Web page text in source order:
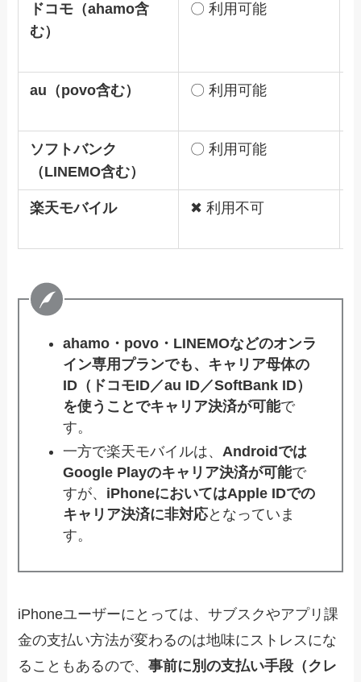
ドコモ（ahamo含
む）
〇 利用可能
au（povo含む） 〇 利用可能
ソフトバンク
（LINEMO含む）
〇 利用可能
楽天モバイル ✖ 利用不可
ahamo・povo・LINEMOなどのオンラ
イン専用プランでも、キャリア母体の
ID（ドコモID／au ID／SoftBank ID）
を使うことでキャリア決済が可能で
す。
一方で楽天モバイルは、 Androidでは
Google Playのキャリア決済が可能で
すが、 iPhoneにおいてはApple IDでの
キャリア決済に非対応となっていま
す。
iPhoneユーザーにとっては、サブスクやアプリ課
金の支払い方法が変わるのは地味にストレスにな
ることもあるので、事前に別の支払い手段（クレ